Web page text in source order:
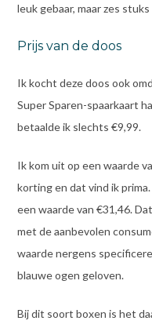
leuk gebaar, maar zes
Prijs van de doos
Ik kocht deze doos ook
Super Sparen-spaarkaart
betaalde ik slechts €9,99.
Ik kom uit op een waarde
korting en dat vind ik
een waarde van €31,46.
met de aanbevolen
waarde nergens
blauwe ogen geloven.
Bij dit soort boxen is het